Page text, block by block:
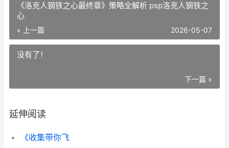
《洛克人钢铁之心最终章》策略全解析 psp洛克人钢铁之
心
« 上一篇 2026-05-07
没有了！
下一篇 »
延伸阅读
《收集带你飞